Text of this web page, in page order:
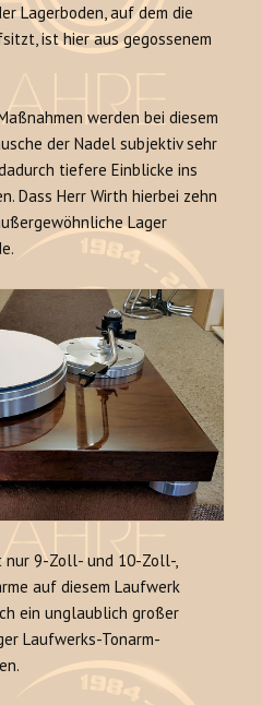
Lagerboden, auf dem die
ist hier aus gegossenem
werden bei diesem
der Nadel subjektiv sehr
tiefere Einblicke ins
Dass Herr Wirth hierbei zehn
Lager
nur 9-Zoll- und 10-Zoll-,
auf diesem Laufwerk
ein unglaublich großer
Laufwerks-Tonarm-